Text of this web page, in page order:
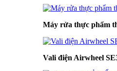
Máy rửa thực phẩm
Vali điện Airwheel